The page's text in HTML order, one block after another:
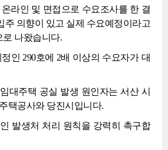
라인 및 면접으로 수요조사를 한 결
주 의향이 있고 실제 수요예정이라고
로 나왔습니다.
인 290호에 2배 이상의 수요자가 대
대주택 공실 발생 원인자는 서산 시
택공사와 당진시입니다.
발생처 처리 원칙을 강력히 촉구합